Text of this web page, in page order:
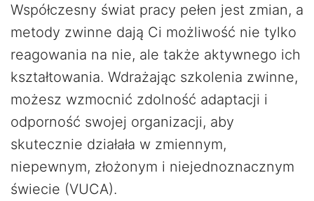
Współczesny świat pracy pełen jest zmian, a
metody zwinne dają Ci możliwość nie tylko
reagowania na nie, ale także aktywnego ich
kształtowania. Wdrażając szkolenia zwinne,
możesz wzmocnić zdolność adaptacji i
odporność swojej organizacji, aby
skutecznie działała w zmiennym,
niepewnym, złożonym i niejednoznacznym
świecie (VUCA).